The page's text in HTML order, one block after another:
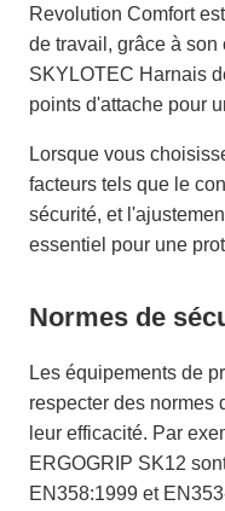
Revolution Comfort
de travail, grâce à son
SKYLOTEC Harnais
points d'attache pour
Lorsque vous
facteurs tels que le
sécurité, et
essentiel pour une
Normes de
Les équipements de
respecter des normes
leur efficacité. Par
ERGOGRIP SK12
EN358:1999 et